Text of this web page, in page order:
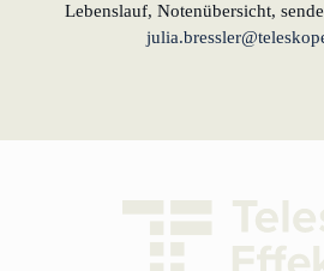
Lebenslauf, Notenübersicht,